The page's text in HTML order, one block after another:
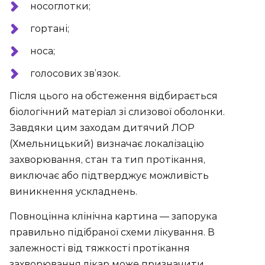
носоглотки;
гортані;
носа;
голосових зв’язок.
Після цього на обстеження відбирається
біологічний матеріал зі слизової оболонки.
Завдяки цим заходам дитячий ЛОР
(Хмельницький) визначає локалізацію
захворювання, стан та тип протікання,
виключає або підтверджує можливість
виникнення ускладнень.
Повноцінна клінічна картина — запорука
правильно підібраної схеми лікування. В
залежності від тяжкості протікання